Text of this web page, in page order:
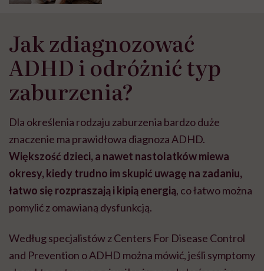
Jak zdiagnozować
ADHD i odróżnić typ
zaburzenia?
Dla określenia rodzaju zaburzenia bardzo duże
znaczenie ma prawidłowa diagnoza ADHD.
Większość dzieci, a nawet nastolatków miewa
okresy, kiedy trudno im skupić uwagę na zadaniu,
łatwo się rozpraszają i kipią energią, co łatwo można
pomylić z omawianą dysfunkcją.
Według specjalistów z Centers For Disease Control
and Prevention o ADHD można mówić, jeśli symptomy